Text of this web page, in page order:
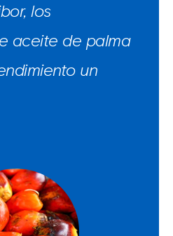
los
aceite de palma
un